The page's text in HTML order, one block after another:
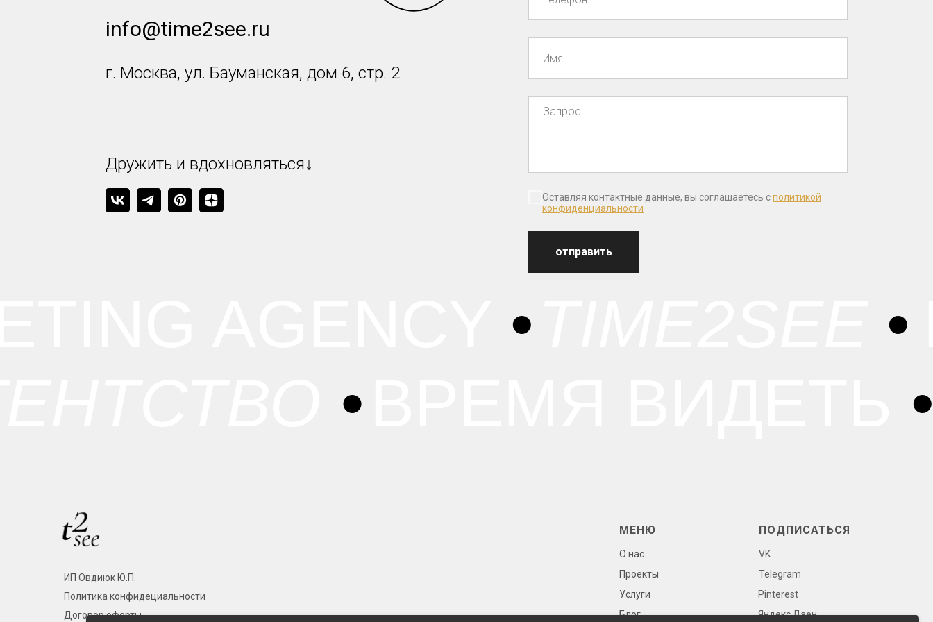
Оставляя контактные данные, вы соглашаетесь сполитикой
конфиденциальности
отправить
Дружить и вдохновляться↓
г. Москва, ул. Бауманская, дом 6, стр. 2
info@time2see.ru
•
•
•
ИП Овдиюк Ю.П.
МЕНЮ ПОДПИСАТЬСЯ
Политика конфидециальности
Договор оферты
О нас
Проекты
Услуги
Блог
VK
Telegram
Pinterest
Яндекс.Дзен